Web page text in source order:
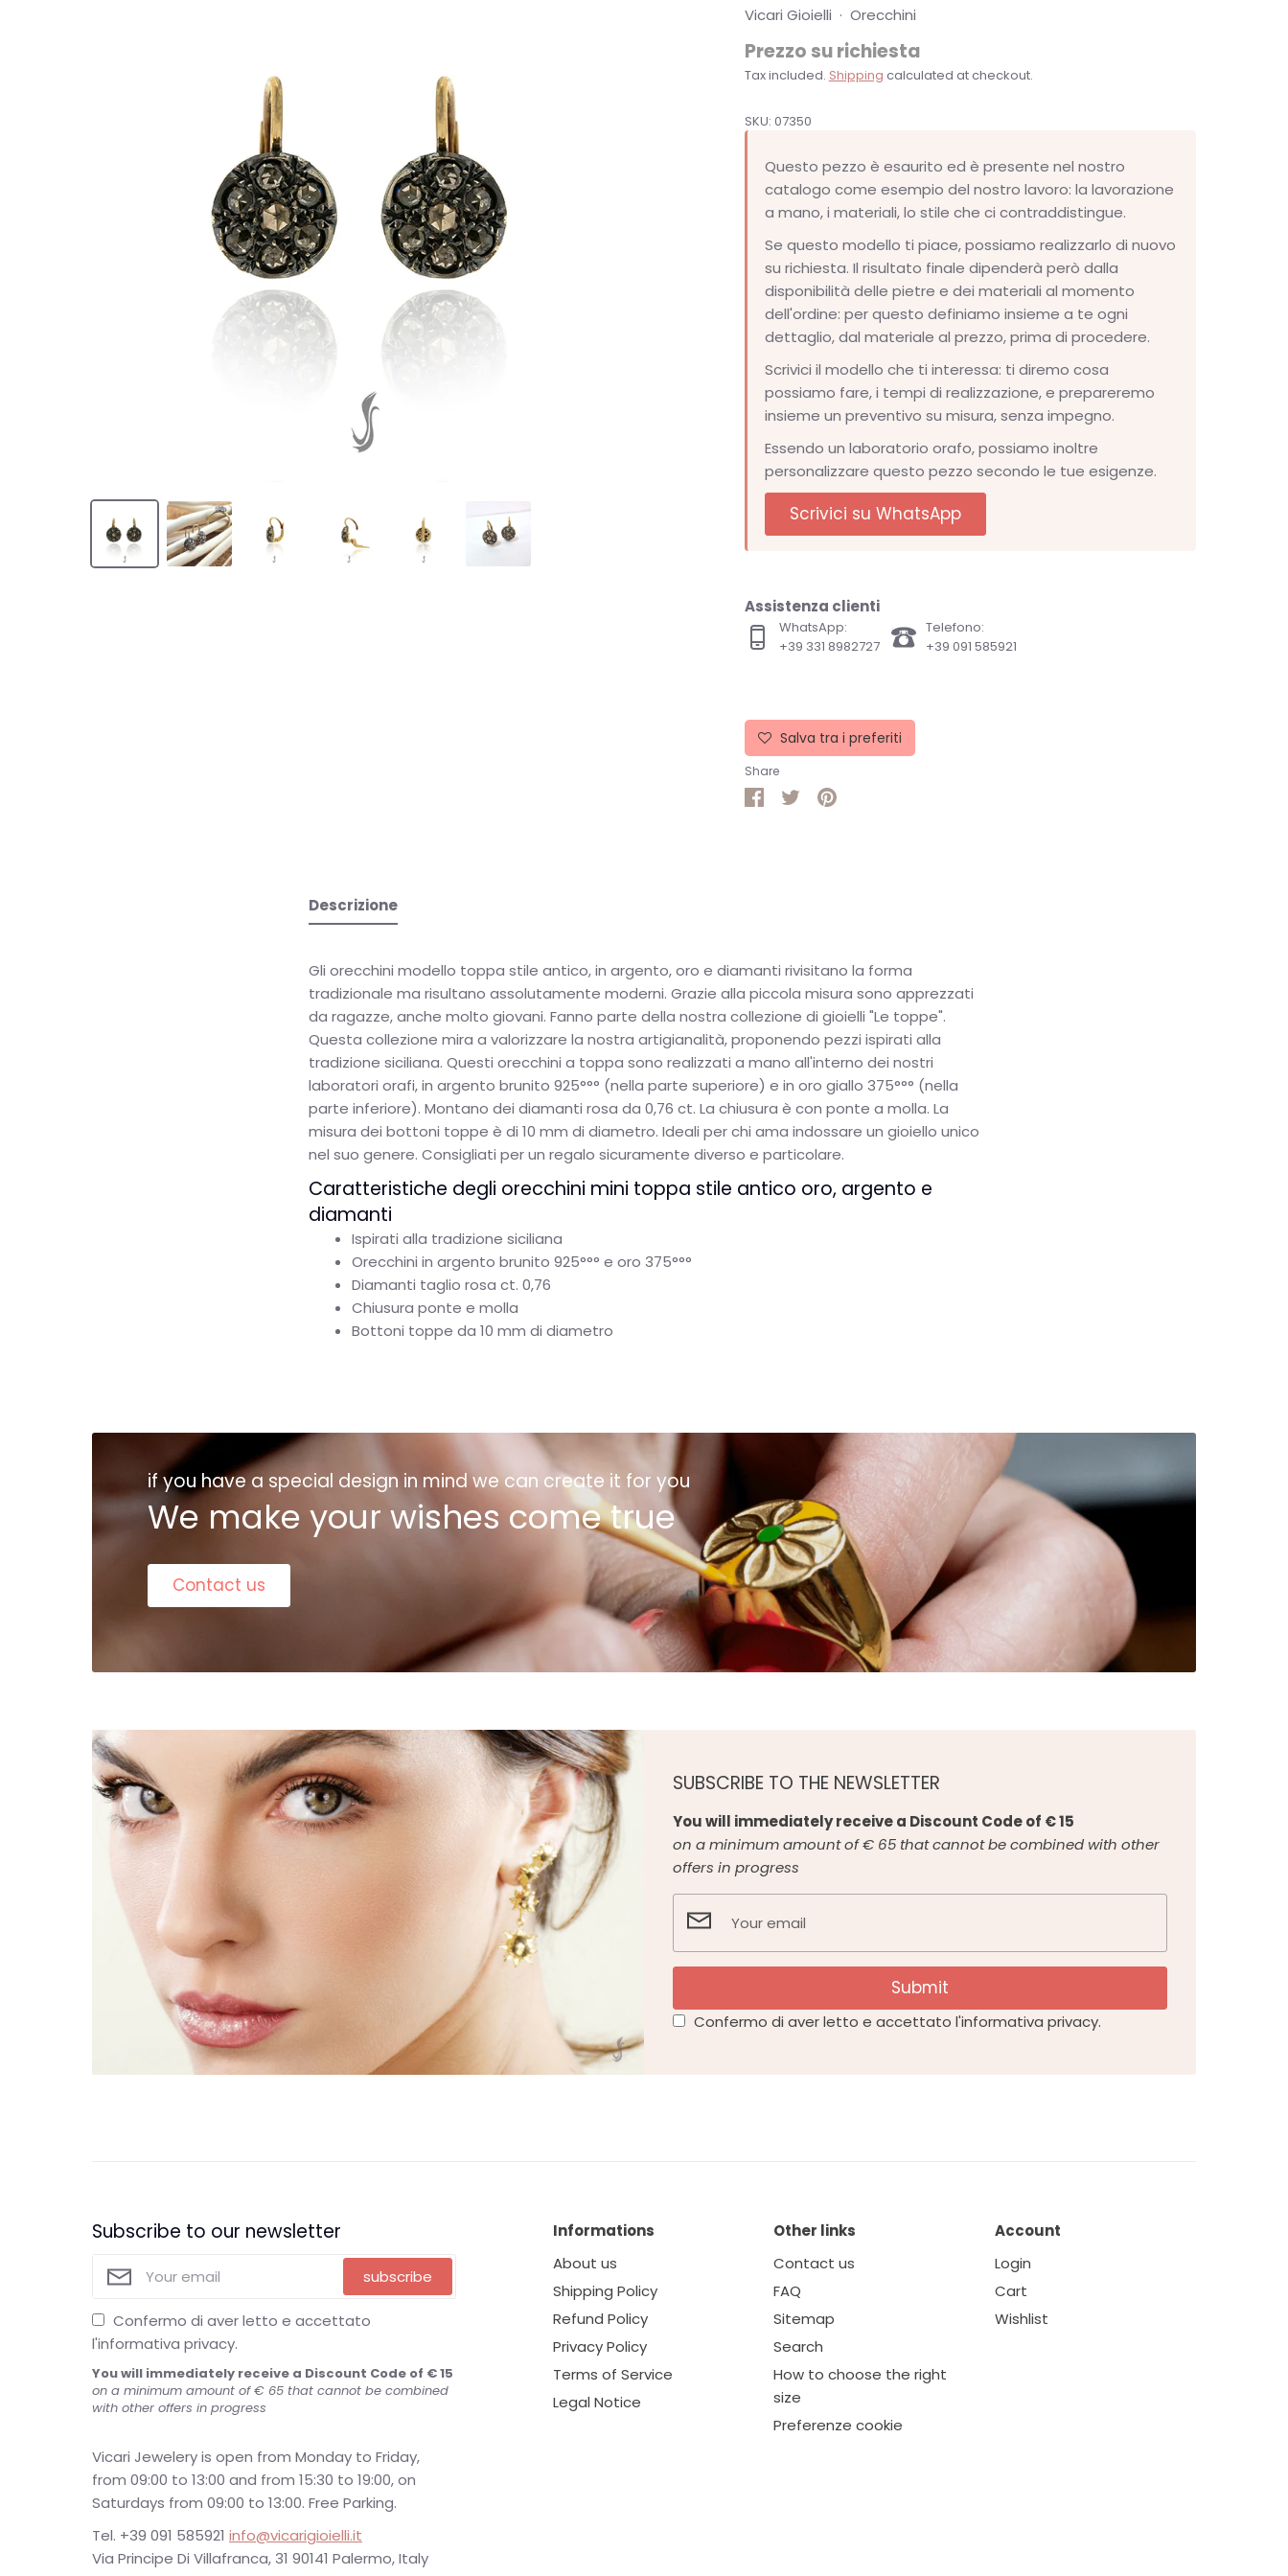
Vicari Gioielli · Orecchini
Prezzo su richiesta
Tax included. Shipping calculated at checkout.
SKU: 07350
Questo pezzo è esaurito ed è presente nel nostro
catalogo come esempio del nostro lavoro: la lavorazione
a mano, i materiali, lo stile che ci contraddistingue.
Se questo modello ti piace, possiamo realizzarlo di nuovo
su richiesta. Il risultato finale dipenderà però dalla
disponibilità delle pietre e dei materiali al momento
dell'ordine: per questo definiamo insieme a te ogni
dettaglio, dal materiale al prezzo, prima di procedere.
Scrivici il modello che ti interessa: ti diremo cosa
possiamo fare, i tempi di realizzazione, e prepareremo
insieme un preventivo su misura, senza impegno.
Essendo un laboratorio orafo, possiamo inoltre
personalizzare questo pezzo secondo le tue esigenze.
Scrivici su WhatsApp
Assistenza clienti
WhatsApp:
+39 331 8982727
Telefono:
+39 091 585921
Salva tra i preferiti
Share
ShareSharePin
Descrizione
Gli orecchini modello toppa stile antico, in argento, oro e diamanti rivisitano la forma
tradizionale ma risultano assolutamente moderni. Grazie alla piccola misura sono apprezzati
da ragazze, anche molto giovani. Fanno parte della nostra collezione di gioielli "Le toppe".
Questa collezione mira a valorizzare la nostra artigianalità, proponendo pezzi ispirati alla
tradizione siciliana. Questi orecchini a toppa sono realizzati a mano all'interno dei nostri
laboratori orafi, in argento brunito 925°°° (nella parte superiore) e in oro giallo 375°°° (nella
parte inferiore). Montano dei diamanti rosa da 0,76 ct. La chiusura è con ponte a molla. La
misura dei bottoni toppe è di 10 mm di diametro. Ideali per chi ama indossare un gioiello unico
nel suo genere. Consigliati per un regalo sicuramente diverso e particolare.
Caratteristiche degli orecchini mini toppa stile antico oro, argento e
diamanti
Ispirati alla tradizione siciliana
Orecchini in argento brunito 925°°° e oro 375°°°
Diamanti taglio rosa ct. 0,76
Chiusura ponte e molla
Bottoni toppe da 10 mm di diametro
if you have a special design in mind we can create it for you
We make your wishes come true
Contact us
SUBSCRIBE TO THE NEWSLETTER
You will immediately receive a Discount Code of € 15
on a minimum amount of € 65 that cannot be combined with other
offers in progress
Submit
Confermo di aver letto e accettato l'informativa privacy.
Subscribe to our newsletter
subscribe
Confermo di aver letto e accettato
l'informativa privacy.
You will immediately receive a Discount Code of € 15
on a minimum amount of € 65 that cannot be combined
with other offers in progress
Vicari Jewelery is open from Monday to Friday,
from 09:00 to 13:00 and from 15:30 to 19:00, on
Saturdays from 09:00 to 13:00. Free Parking.
Tel. +39 091 585921 info@vicarigioielli.it
Via Principe Di Villafranca, 31 90141 Palermo, Italy
Informations
About us
Shipping Policy
Refund Policy
Privacy Policy
Terms of Service
Legal Notice
Other links
Contact us
FAQ
Sitemap
Search
How to choose the right
size
Preferenze cookie
Account
Login
Cart
Wishlist